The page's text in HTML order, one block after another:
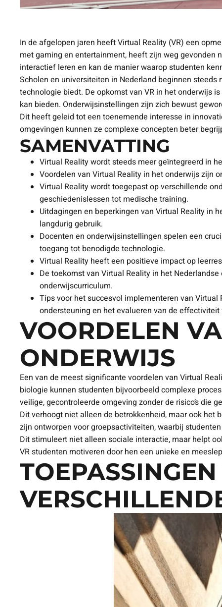
In de afgelopen jaren heeft Virtual Reality (VR) een
met gaming en entertainment, heeft zijn weg gevonden
interactief leren en kan de manier waarop studenten
Scholen en universiteiten in Nederland beginnen
technologie biedt. De opkomst van VR in het onderwijs
kan bieden. Onderwijsinstellingen zijn zich bewust
Dit heeft geleid tot een toenemende interesse in
omgevingen kunnen ze complexe concepten beter
SAMENVATTING
Virtual Reality wordt steeds meer geïntegreerd in
Voordelen van Virtual Reality in het onderwijs zijn
Virtual Reality wordt toegepast op verschillende
geschiedenislessen tot medische training.
Uitdagingen en beperkingen van Virtual Reality in
langdurig gebruik.
Docenten en onderwijsinstellingen spelen een
toegang tot benodigde technologie.
Virtual Reality heeft een positieve impact op
De toekomst van Virtual Reality in het
onderwijscurriculum.
Tips voor het succesvol implementeren van
ondersteuning en het evalueren van de
VOORDELEN
ONDERWIJS
Een van de meest significante voordelen van Virtual
biologie kunnen studenten bijvoorbeeld complexe
veilige, gecontroleerde omgeving zonder de risico’s die
Dit verhoogt niet alleen de betrokkenheid, maar ook het
zijn ontworpen voor groepsactiviteiten, waarbij
Dit stimuleert niet alleen sociale interactie, maar helpt
VR studenten motiveren door hen een unieke en